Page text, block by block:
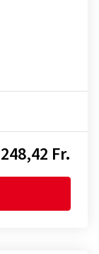
248,42 Fr.